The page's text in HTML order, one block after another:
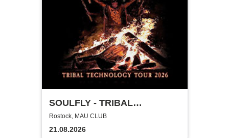
SOULFLY - TRIBAL
TECHNOLOGY TOUR 2026
Rostock, MAU CLUB
21.08.2026